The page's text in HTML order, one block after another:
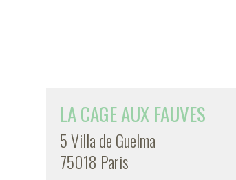
LA CAGE AUX FAUVES
5 Villa de Guelma
75018 Paris